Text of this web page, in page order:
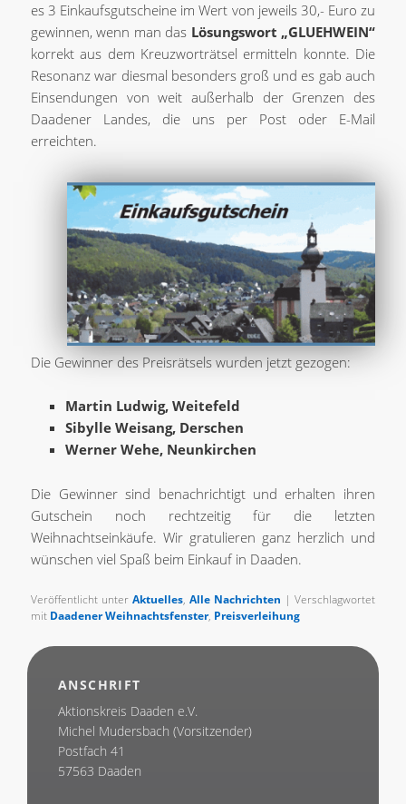
es 3 Einkaufsgutscheine im Wert von jeweils 30,- Euro zu
gewinnen, wenn man das Lösungswort „GLUEHWEIN“
korrekt aus dem Kreuzworträtsel ermitteln konnte. Die
Resonanz war diesmal besonders groß und es gab auch
Einsendungen von weit außerhalb der Grenzen des
Daadener Landes, die uns per Post oder E-Mail
erreichten.
Die Gewinner des Preisrätsels wurden jetzt gezogen:
Martin Ludwig, Weitefeld
Sibylle Weisang, Derschen
Werner Wehe, Neunkirchen
Die Gewinner sind benachrichtigt und erhalten ihren
Gutschein noch rechtzeitig für die letzten
Weihnachtseinkäufe. Wir gratulieren ganz herzlich und
wünschen viel Spaß beim Einkauf in Daaden.
Veröffentlicht unterAktuelles, Alle Nachrichten | Verschlagwortet
mit Daadener Weihnachtsfenster, Preisverleihung
ANSCHRIFT
Aktionskreis Daaden e.V.
Michel Mudersbach (Vorsitzender)
Postfach 41
57563 Daaden